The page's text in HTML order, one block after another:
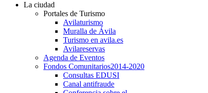
La ciudad
Portales de Turismo
Avilaturismo
Muralla de Ávila
Turismo en avila.es
Avilareservas
Agenda de Eventos
Fondos Comunitarios2014-2020
Consultas EDUSI
Canal antifraude